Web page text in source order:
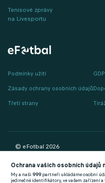
Tenisové zprávy
na Livesportu
Podmínky užití
Zásady ochrany osobních údajů
Třetí strany
© eFotbal 2026
Ochrana vašich osobních údajů
My a naši999 partneři ukládáme osobní
jedinečné identifikátory, ve vašem zařízení